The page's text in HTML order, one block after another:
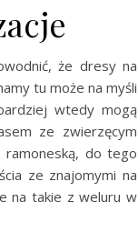
że dresy na
tu może na myśli
wtedy mogą
ze zwierzęcym
ramoneską, do tego
ze znajomymi na
na takie z weluru w